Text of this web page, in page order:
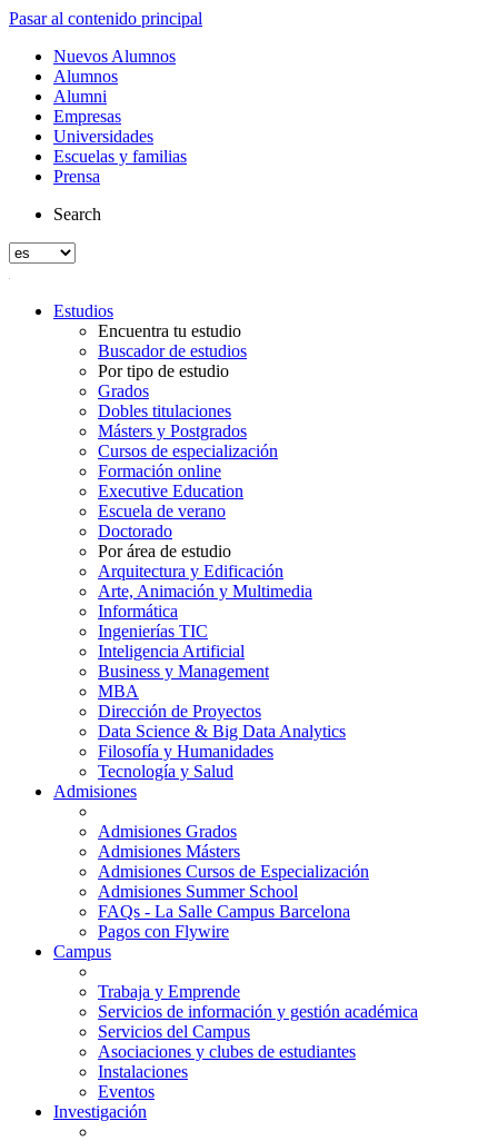
Pasar al contenido principal
Nuevos Alumnos
Alumnos
Alumni
Empresas
Universidades
Escuelas y familias
Prensa
Search
Estudios
Encuentra tu estudio
Buscador de estudios
Por tipo de estudio
Grados
Dobles titulaciones
Másters y Postgrados
Cursos de especialización
Formación online
Executive Education
Escuela de verano
Doctorado
Por área de estudio
Arquitectura y Edificación
Arte, Animación y Multimedia
Informática
Ingenierías TIC
Inteligencia Artificial
Business y Management
MBA
Dirección de Proyectos
Data Science & Big Data Analytics
Filosofía y Humanidades
Tecnología y Salud
Admisiones
Admisiones Grados
Admisiones Másters
Admisiones Cursos de Especialización
Admisiones Summer School
FAQs - La Salle Campus Barcelona
Pagos con Flywire
Campus
Trabaja y Emprende
Servicios de información y gestión académica
Servicios del Campus
Asociaciones y clubes de estudiantes
Instalaciones
Eventos
Investigación